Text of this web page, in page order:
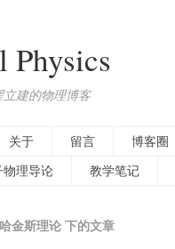
Physics
建的物理博客
关于 留言 博客圈
理导论
教学笔记
金斯理论 下的文章